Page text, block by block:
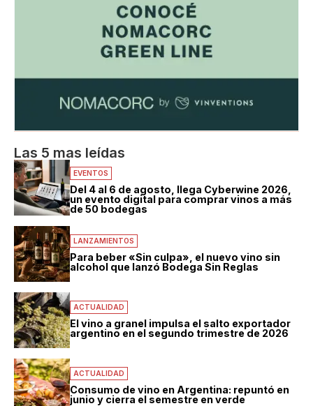
Las 5 mas leídas
EVENTOS
Del 4 al 6 de agosto, llega Cyberwine 2026,
un evento digital para comprar vinos a más
de 50 bodegas
LANZAMIENTOS
Para beber «Sin culpa», el nuevo vino sin
alcohol que lanzó Bodega Sin Reglas
ACTUALIDAD
El vino a granel impulsa el salto exportador
argentino en el segundo trimestre de 2026
ACTUALIDAD
Consumo de vino en Argentina: repuntó en
junio y cierra el semestre en verde